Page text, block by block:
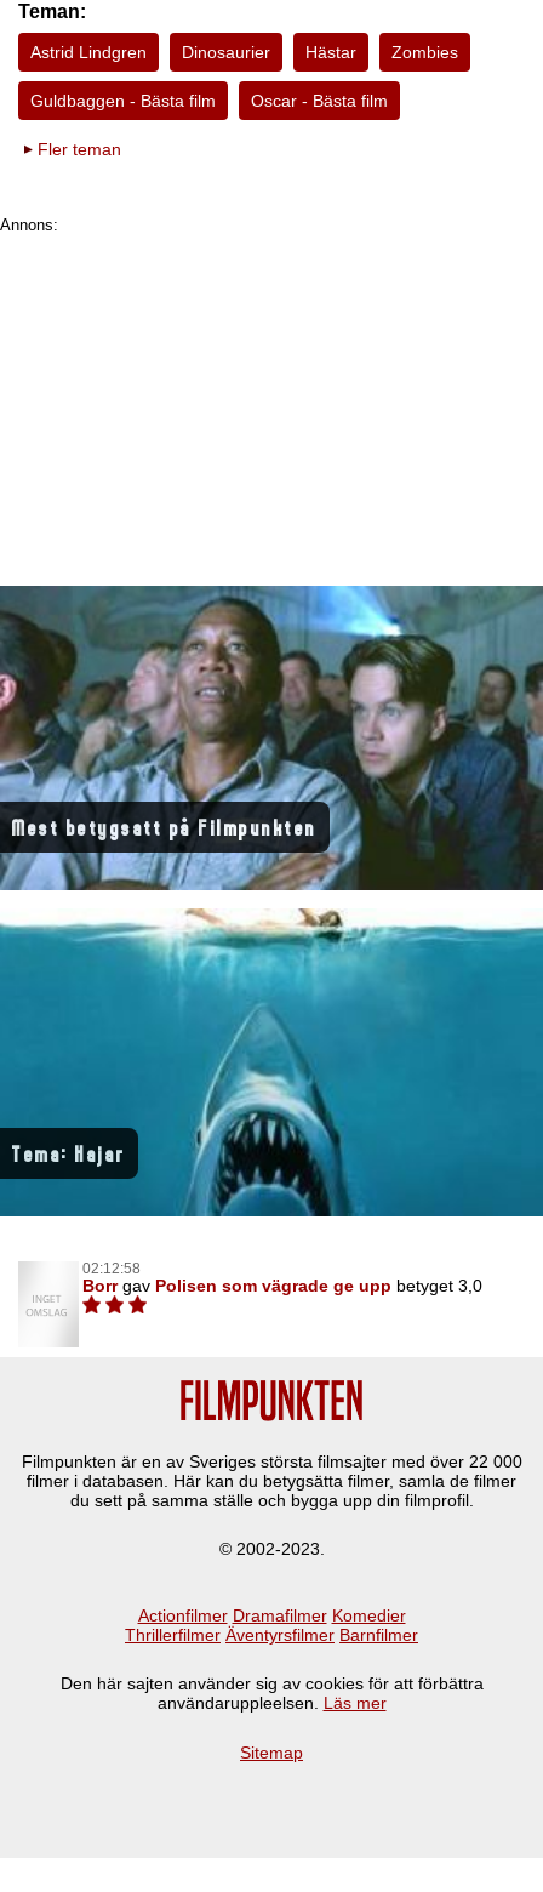
Teman:
Astrid Lindgren Dinosaurier Hästar Zombies
Guldbaggen - Bästa film Oscar - Bästa film
Fler teman
Annons:
Mest betygsatt på Filmpunkten
Tema: Hajar
02:12:58
Borrgav Polisen som vägrade ge upp betyget 3,0
Filmpunkten är en av Sveriges största filmsajter med över 22 000
filmer i databasen. Här kan du betygsätta filmer, samla de filmer
du sett på samma ställe och bygga upp din filmprofil.
© 2002-2023.
Actionfilmer Dramafilmer Komedier
Thrillerfilmer Äventyrsfilmer Barnfilmer
Den här sajten använder sig av cookies för att förbättra
användaruppleelsen. Läs mer
Sitemap